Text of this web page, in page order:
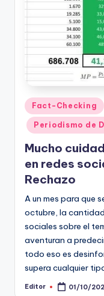
Publicado
en
Fact-Checking
Periodismo de
Mucho
en redes
Rechazo
A un mes para que
octubre, la
sociales sobre el
aventuran a
todo eso es
supera cualquier
Publicado
Editor 01/10/